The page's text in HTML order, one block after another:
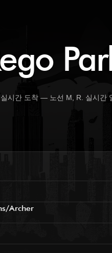
시간 도착 — 노선 M, R. 실시간
Archer